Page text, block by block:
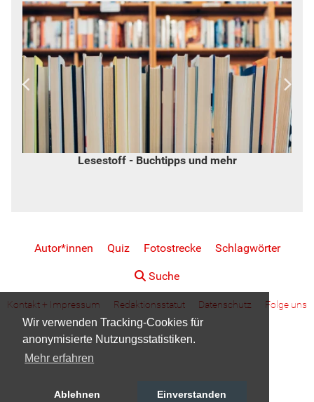
Wir verwenden Tracking-Cookies für
anonymisierte Nutzungsstatistiken.
Mehr erfahren
Ablehnen Einverstanden
Lesestoff - Buchtipps und mehr
Autor*innen Quiz Fotostrecke Schlagwörter
Suche
Kontakt + Impressum Redaktionsstatut Datenschutz Folge uns